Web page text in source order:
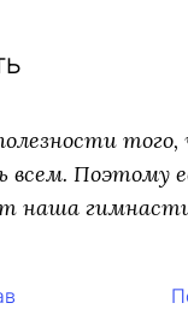
Поэтому
наша